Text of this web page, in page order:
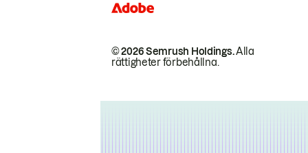
© 2026 Semrush Holdings.Alla
rättigheter förbehållna.